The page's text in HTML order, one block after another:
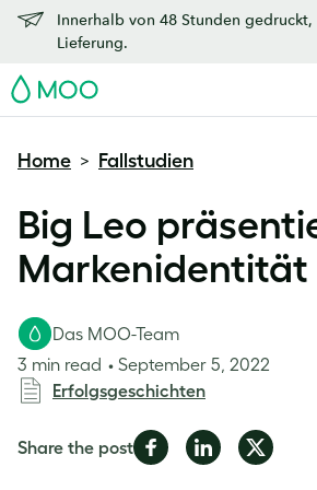
Innerhalb von 48 Stunden
Lieferung.
MOO
Home > Fallstudien
Big Leo
Markenidentität
Das MOO-Team
3 min read
September 5, 2022
Erfolgsgeschichten
Share the postShare Share Share